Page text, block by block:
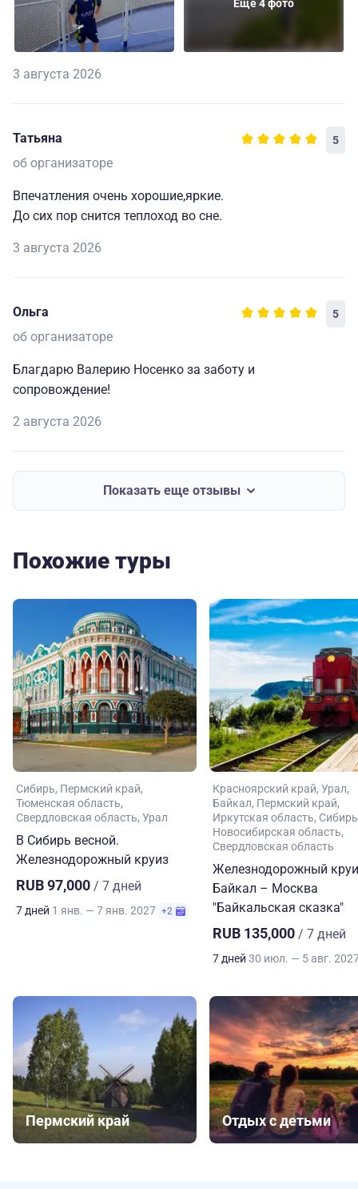
Еще 4 фото
3 августа 2026
Татьяна 5
об организаторе
Впечатления очень хорошие,яркие.
До сих пор снится теплоход во сне.
3 августа 2026
Ольга 5
об организаторе
Благдарю Валерию Носенко за заботу и
сопровождение!
2 августа 2026
Показать еще отзывы
Похожие туры
Сибирь Пермский край
Тюменская область
Свердловская область Урал
В Сибирь весной.
Железнодорожный круиз
RUB 97,000 / 7 дней
7 дней 1 янв. — 7 янв. 2027 +2
Красноярский край Урал
Байкал Пермский край
Иркутская область Сибирь
Новосибирская область
Свердловская область
Железнодорожный
Байкал – Москва
"Байкальская сказка"
RUB 135,000 / 7 дней
7 дней 30 июл. — 5 авг.
Пермский край Отдых с детьми